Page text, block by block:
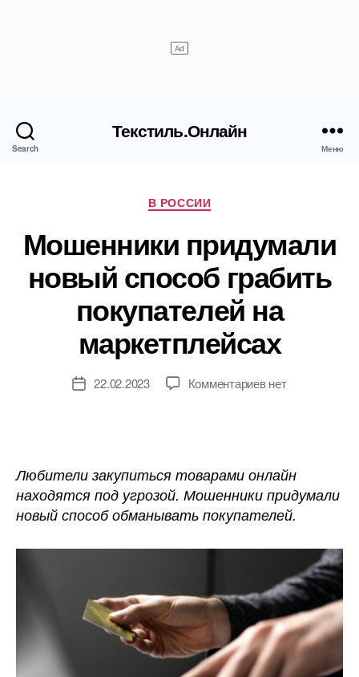
Search
Текстиль.Онлайн
Меню
Рубрики
В РОССИИ
Мошенники придумали
новый способ грабить
покупателей на
маркетплейсах
Дата22.02.2023 Комментариевк
способ
грабить
покупателей
на
нет
Любители закупиться товарами онлайн
находятся под угрозой. Мошенники придумали
новый способ обманывать покупателей.